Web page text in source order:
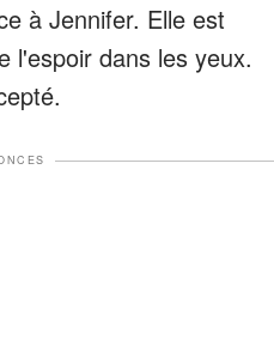
à Jennifer. Elle est
l'espoir dans les yeux.